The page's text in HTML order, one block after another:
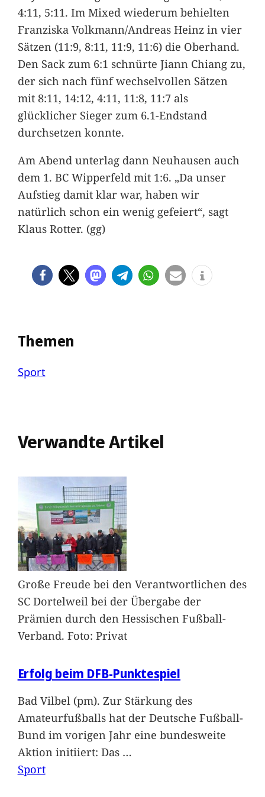
4:11, 5:11. Im Mixed wiederum behielten
Franziska Volkmann/Andreas Heinz in vier
Sätzen (11:9, 8:11, 11:9, 11:6) die Oberhand.
Den Sack zum 6:1 schnürte Jiann Chiang zu,
der sich nach fünf wechselvollen Sätzen
mit 8:11, 14:12, 4:11, 11:8, 11:7 als
glücklicher Sieger zum 6.1-Endstand
durchsetzen konnte.
Am Abend unterlag dann Neuhausen auch
dem 1. BC Wipperfeld mit 1:6. „Da unser
Aufstieg damit klar war, haben wir
natürlich schon ein wenig gefeiert“, sagt
Klaus Rotter. (gg)
Themen
Sport
Verwandte Artikel
Große Freude bei den Verantwortlichen des
SC Dortelweil bei der Übergabe der
Prämien durch den Hessischen Fußball-
Verband. Foto: Privat
Erfolg beim DFB-Punktespiel
Bad Vilbel (pm). Zur Stärkung des
Amateurfußballs hat der Deutsche Fußball-
Bund im vorigen Jahr eine bundesweite
Aktion initiiert: Das …
Sport